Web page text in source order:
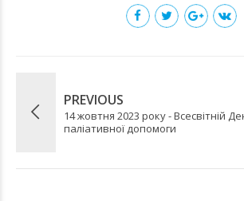
PREVIOUS
14 жовтня 2023 року - Всесвітній
паліативної допомоги